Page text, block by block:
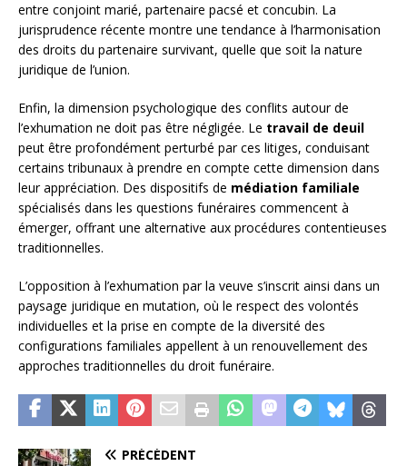
entre conjoint marié, partenaire pacsé et concubin. La
jurisprudence récente montre une tendance à l’harmonisation
des droits du partenaire survivant, quelle que soit la nature
juridique de l’union.
Enfin, la dimension psychologique des conflits autour de
l’exhumation ne doit pas être négligée. Le travail de deuil
peut être profondément perturbé par ces litiges, conduisant
certains tribunaux à prendre en compte cette dimension dans
leur appréciation. Des dispositifs de médiation familiale
spécialisés dans les questions funéraires commencent à
émerger, offrant une alternative aux procédures contentieuses
traditionnelles.
L’opposition à l’exhumation par la veuve s’inscrit ainsi dans un
paysage juridique en mutation, où le respect des volontés
individuelles et la prise en compte de la diversité des
configurations familiales appellent à un renouvellement des
approches traditionnelles du droit funéraire.
PRÉCÉDENT